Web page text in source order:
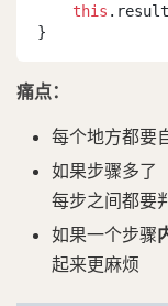
this . result
}
痛点：
每个地方都要
如果步骤多了
每步之间都要
如果一个步骤
起来更麻烦